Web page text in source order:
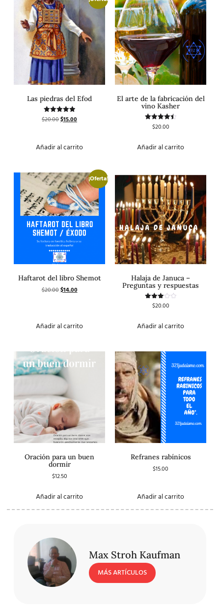
Las piedras del Efod
Valorado
con
$20.00$15.00
Añadir al carrito
El arte de la fabricación del
vino Kasher
Valorado
$20.00
Añadir al carrito
¡Oferta!
Haftarot del libro Shemot
$20.00$14.00
Añadir al carrito
Halaja de Januca –
Preguntas y respuestas
Valorado
de 5
$20.00
Añadir al carrito
Oración para un buen
dormir
$12.50
Añadir al carrito
Refranes rabínicos
$15.00
Añadir al carrito
Max Stroh Kaufman
MÁS ARTÍCULOS